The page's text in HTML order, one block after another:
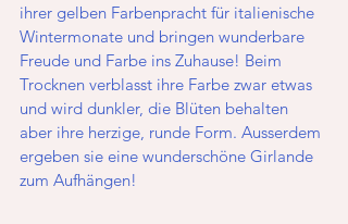
ihrer gelben Farbenpracht für italienische
Wintermonate und bringen wunderbare
Freude und Farbe ins Zuhause! Beim
Trocknen verblasst ihre Farbe zwar etwas
und wird dunkler, die Blüten behalten
aber ihre herzige, runde Form. Ausserdem
ergeben sie eine wunderschöne Girlande
zum Aufhängen!